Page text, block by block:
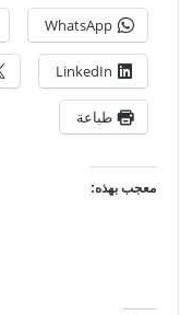
WhatsApp
LinkedIn
X
طباعة
بهذه: